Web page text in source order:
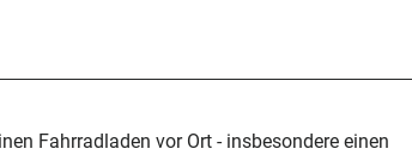
Fahrradladen vor Ort - insbesondere einen